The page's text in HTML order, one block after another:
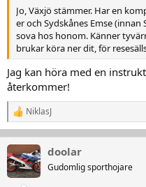
Jo, Växjö stämmer. Har en
er och Sydskånes Emse (innan
sova hos honom. Känner
brukar köra ner dit, för
Jag kan höra med en
återkommer!
R
e
a
t
i
NiklasJ
doolar
Gudomlig sporthojare